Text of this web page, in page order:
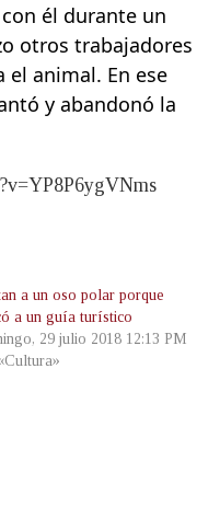
él durante un
otros trabajadores
animal. En ese
y abandonó la
a un oso polar porque
a un guía turístico
29 julio 2018 12:13 PM